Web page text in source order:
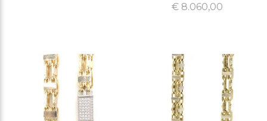
€ 8.060,00